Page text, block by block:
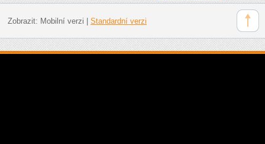
Zobrazit: Mobilní verzi Standardní verzi